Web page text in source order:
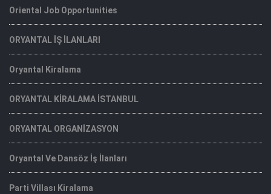
Oriental Job Opportunities
ORYANTAL İŞ İLANLARI
Oryantal Kiralama
ORYANTAL KİRALAMA İSTANBUL
ORYANTAL ORGANİZASYON
Oryantal Ve Dansöz İş İlanları
Parti Villası Kiralama